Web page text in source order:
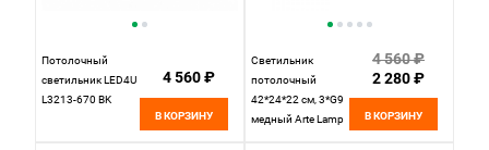
Потолочный
cветильник LED4U
L3213-670 BK
4 560 ₽
В КОРЗИНУ
Светильник
потолочный
42*24*22 см, 3*G9
медный Arte Lamp
4 560 ₽
2 280 ₽
В КОРЗИНУ